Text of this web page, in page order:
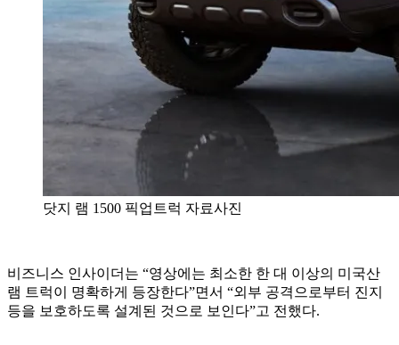
닷지 램 1500 픽업트럭 자료사진
비즈니스 인사이더는 “영상에는 최소한 한 대 이상의 미국산
램 트럭이 명확하게 등장한다”면서 “외부 공격으로부터 진지
등을 보호하도록 설계된 것으로 보인다”고 전했다.